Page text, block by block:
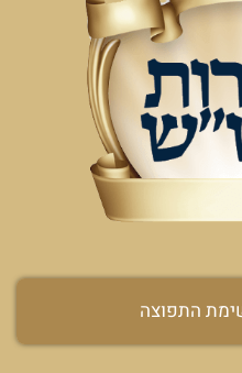
התפוצה